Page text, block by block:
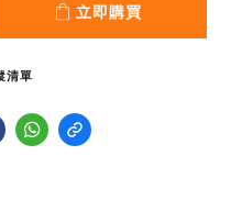
立即購買
清單